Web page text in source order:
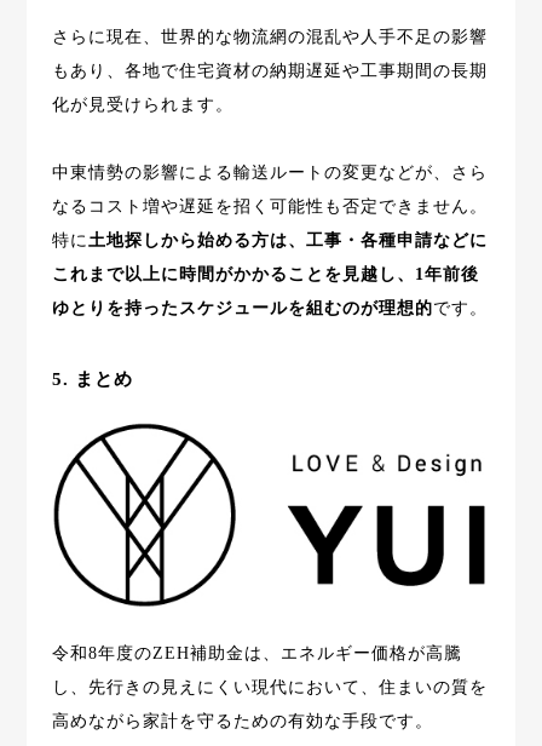
さらに現在、世界的な物流網の混乱や人手不足の影響
もあり、各地で住宅資材の納期遅延や工事期間の長期
化が見受けられます。
中東情勢の影響による輸送ルートの変更などが、さら
なるコスト増や遅延を招く可能性も否定できません。
特に 土地探しから始める方は、工事・各種申請などに
これまで以上に時間がかかることを見越し、1年前後
ゆとりを持ったスケジュールを組むのが理想的です。
5. まとめ
令和8年度のZEH補助金は、エネルギー価格が高騰
し、先行きの見えにくい現代において、住まいの質を
高めながら家計を守るための有効な手段です。